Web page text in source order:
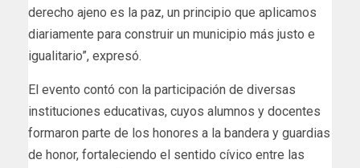
derecho ajeno es la paz, un principio que aplicamos
diariamente para construir un municipio más justo e
igualitario”, expresó.
El evento contó con la participación de diversas
instituciones educativas, cuyos alumnos y docentes
formaron parte de los honores a la bandera y guardias
de honor, fortaleciendo el sentido cívico entre las